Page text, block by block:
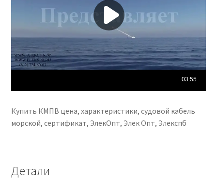
Купить КМПВ цена, характеристики, судовой кабель
морской, сертификат, ЭлекОпт, Элек Опт, Элекспб
Детали